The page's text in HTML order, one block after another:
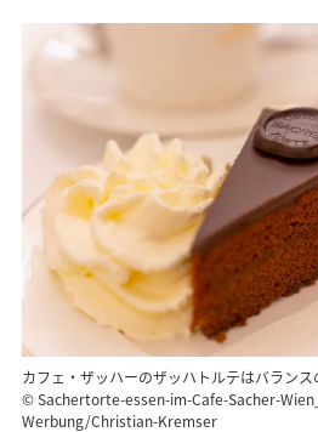
カフェ・ザッハーのザッハトルテはバラン
© Sachertorte-essen-im-Cafe-Sacher-
Werbung/Christian-Kremser